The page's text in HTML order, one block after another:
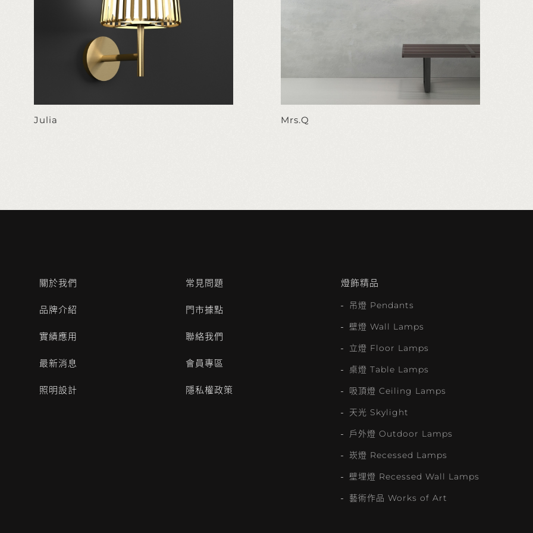
Julia Mrs.Q
關於我們
品牌介紹
實績應用
最新消息
照明設計
常見問題
門市據點
聯絡我們
會員專區
隱私權政策
燈飾精品
吊燈 Pendants
壁燈 Wall Lamps
立燈 Floor Lamps
桌燈 Table Lamps
吸頂燈 Ceiling Lamps
天光 Skylight
戶外燈 Outdoor Lamps
崁燈 Recessed Lamps
壁埋燈 Recessed Wall Lamps
藝術作品 Works of Art